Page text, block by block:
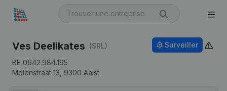
Ves Deelikates (SRL)
BE 0642.984.195
Molenstraat 13, 9300 Aalst
Surveiller